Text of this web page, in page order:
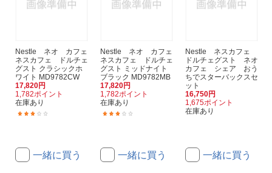
Nestle ネオ カフェ
ネスカフェ ドルチェ
グスト クラシックホ
ワイト MD9782CW
17,820円
1,782ポイント
在庫あり
一緒に買う
Nestle ネオ カフェ
ネスカフェ ドルチェ
グスト ミッドナイト
ブラック MD9782MB
17,820円
1,782ポイント
在庫あり
一緒に買う
Nestle ネスカフェ
ドルチェグスト ネオ
カフェ シェア おう
ちでスターバックスセ
ット
16,750円
1,675ポイント
在庫あり
一緒に買う